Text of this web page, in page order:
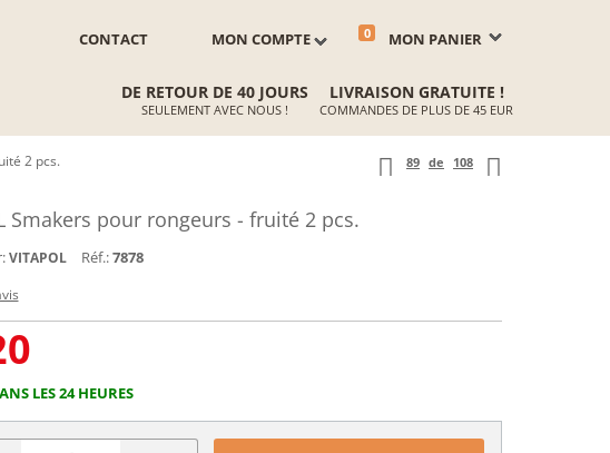
MON PANIER
0
MON COMPTE
CONTACT
DE RETOUR DE 40 JOURS
SEULEMENT AVEC NOUS !
LIVRAISON GRATUITE !
COMMANDES DE PLUS DE 45 EUR
2 pcs. 89 de 108
Smakers pour rongeurs - fruité 2 pcs.
VITAPOL Réf.:7878
LES 24 HEURES